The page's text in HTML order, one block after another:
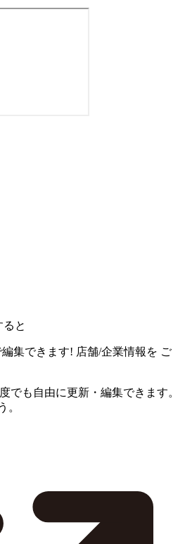
と
集できます! 店舗/企業情報を ご
でも自由に更新・編集できます。
。